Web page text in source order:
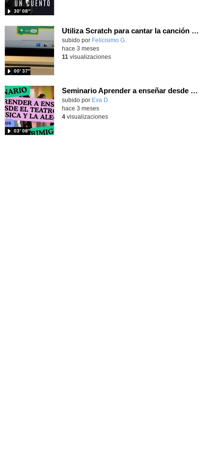
30′ 08″
Utiliza Scratch para cantar la canción "La robótica mola" con la extensión Makey Makey
Contenido educativo.
subido por Felicisimo G.
00′ 37″
hace 3 meses
11 visualizaciones
Seminario Aprender a enseñar desde el Teatro, la música y la alegría
Contenido educativo.
subido por Eva D.
03′ 08″
hace 3 meses
4visualizaciones